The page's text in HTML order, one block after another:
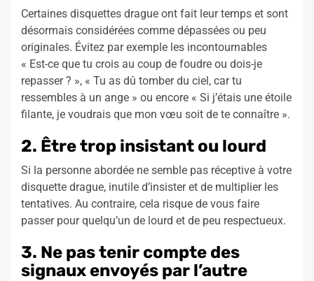
Certaines disquettes drague ont fait leur temps et sont
désormais considérées comme dépassées ou peu
originales. Évitez par exemple les incontournables
« Est-ce que tu crois au coup de foudre ou dois-je
repasser ? », « Tu as dû tomber du ciel, car tu
ressembles à un ange » ou encore « Si j’étais une étoile
filante, je voudrais que mon vœu soit de te connaître ».
2. Être trop insistant ou lourd
Si la personne abordée ne semble pas réceptive à votre
disquette drague, inutile d’insister et de multiplier les
tentatives. Au contraire, cela risque de vous faire
passer pour quelqu’un de lourd et de peu respectueux.
3. Ne pas tenir compte des
signaux envoyés par l’autre